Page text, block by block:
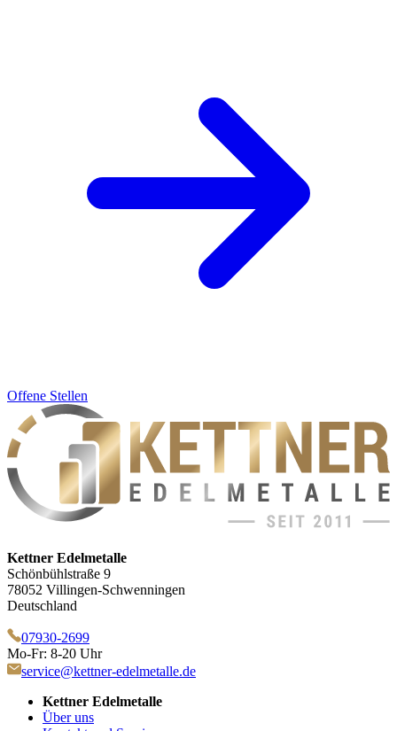
Offene Stellen
Kettner Edelmetalle
Schönbühlstraße 9
78052 Villingen-Schwenningen
Deutschland
07930-2699
Mo-Fr: 8-20 Uhr
service@kettner-edelmetalle.de
Kettner Edelmetalle
Über uns